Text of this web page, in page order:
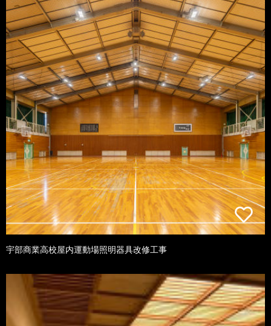
宇部商業高校屋内運動場照明器具改修工事